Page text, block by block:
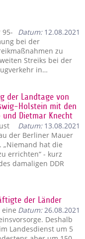
Datum:12.08.2021
95-
bei der
zu
Streiks bei der
in…
der Landtage von
Holstein mit den
und Dietmar Knecht
Datum:13.08.2021
der Berliner Mauer
„Niemand hat die
errichten“ - kurz
damaligen DDR
der Länder
Datum:26.08.2021
Deshalb
Landesdienst um 5